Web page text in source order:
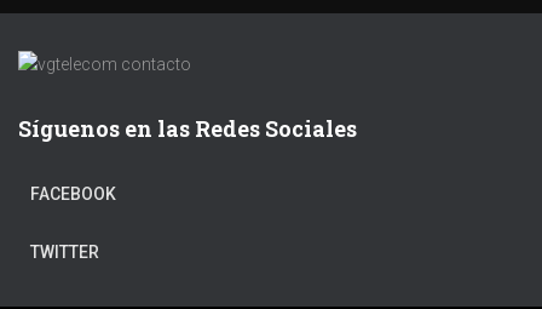
Síguenos en las Redes Sociales
FACEBOOK
TWITTER